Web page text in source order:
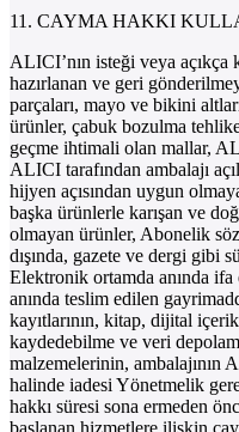
11. CAYMA HAKKI
ALICI’nın isteği veya açıkça
hazırlanan ve geri
parçaları, mayo ve bikini
ürünler, çabuk bozulma
geçme ihtimali olan mallar,
ALICI tarafından ambalajı
hijyen açısından uygun
başka ürünlerle karışan ve
olmayan ürünler, Abonelik
dışında, gazete ve dergi gibi
Elektronik ortamda anında
anında teslim edilen
kayıtlarının, kitap, dijital
kaydedebilme ve veri
malzemelerinin, ambalajının
halinde iadesi Yönetmelik
hakkı süresi sona ermeden
başlanan hizmetlere ilişkin